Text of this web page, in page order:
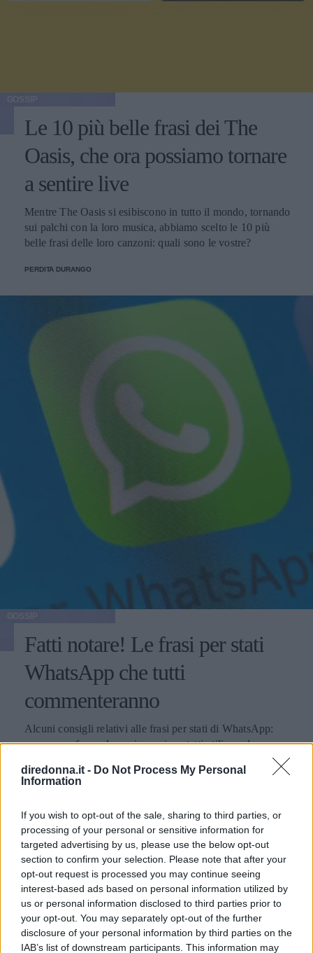
diredonna.it - Do Not Process My Personal
Information
If you wish to opt-out of the sale, sharing to third parties, or
processing of your personal or sensitive information for
targeted advertising by us, please use the below opt-out
section to confirm your selection. Please note that after your
opt-out request is processed you may continue seeing
interest-based ads based on personal information utilized by
us or personal information disclosed to third parties prior to
your opt-out. You may separately opt-out of the further
disclosure of your personal information by third parties on the
IAB’s list of downstream participants. This information may
Le 10 più belle frasi dei The
Oasis, che ora possiamo tornare
a sentire live
Mentre The Oasis si esibiscono in tutto il mondo, tornando
sui palchi con la loro musica, abbiamo scelto le 10 più
belle frasi delle loro canzoni: quali sono le vostre?
PERDITA DURANGO
Fatti notare! Le frasi per stati
WhatsApp che tutti
commenteranno
Alcuni consigli relativi alle frasi per stati di WhatsApp:
ecco come fare colpo sui propri contatti utilizzando
PERDITA DURANGO